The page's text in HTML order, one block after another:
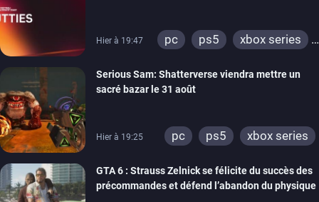
Hier à 19:47 pc ps5
xbox series
xbox one
switch 2
Serious Sam: Shatterverse viendra mettre un
sacré bazar le 31 août
Hier à 19:25 pc ps5 xbox series
GTA 6 : Strauss Zelnick se félicite du succès des
précommandes et défend l’abandon du physique